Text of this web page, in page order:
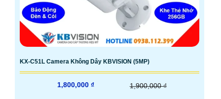
KX-C51L Camera Không Dây KBVISION (5MP)
1,800,000 ₫ 1,900,000 ₫